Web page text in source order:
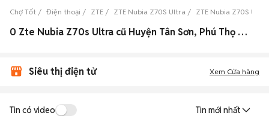
Chợ Tốt Điện thoại ZTE ZTE Nubia Z70S Ultra ZTE Nubia Z70S Ultra
0 Zte Nubia Z70s Ultra cũ Huyện Tân Sơn, Phú Thọ đẹp
Siêu thị điện tử Xem Cửa hàng
Tin có video Tin mới nhất